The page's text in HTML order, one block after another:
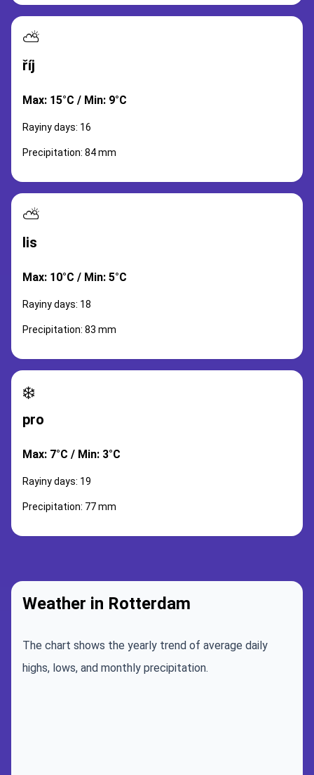
⛅
říj
Max: 15°C / Min: 9°C
Rayiny days: 16
Precipitation: 84 mm
⛅
lis
Max: 10°C / Min: 5°C
Rayiny days: 18
Precipitation: 83 mm
❄️
pro
Max: 7°C / Min: 3°C
Rayiny days: 19
Precipitation: 77 mm
Weather in Rotterdam
The chart shows the yearly trend of average daily
highs, lows, and monthly precipitation.